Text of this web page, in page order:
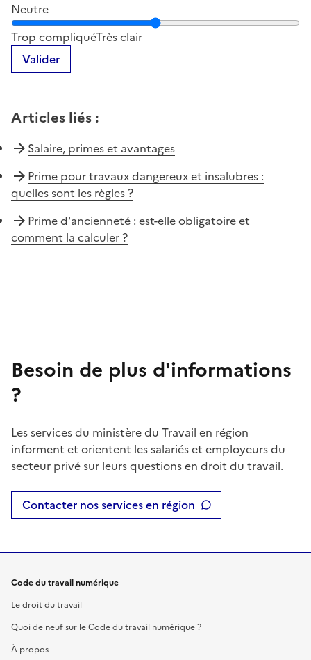
Neutre
Notez la clarté du contenu de cette page
Trop compliquéTrès clair
Valider
Articles liés :
Salaire, primes et avantages
Prime pour travaux dangereux et insalubres :
quelles sont les règles ?
Prime d'ancienneté : est-elle obligatoire et
comment la calculer ?
Besoin de plus d'informations
?
Les services du ministère du Travail en région
informent et orientent les salariés et employeurs du
secteur privé sur leurs questions en droit du travail.
Contacter nos services en région
Code du travail numérique
Le droit du travail
Quoi de neuf sur le Code du travail numérique ?
À propos